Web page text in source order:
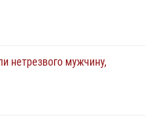
нетрезвого мужчину,